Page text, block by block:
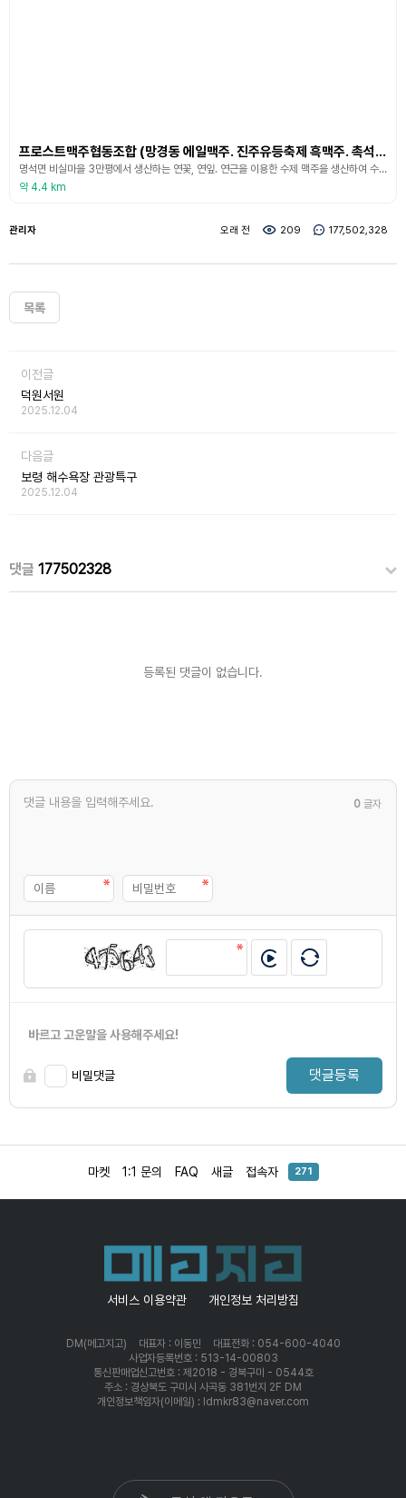
프로스트맥주협동조합 (망경동 에일맥주. 진주유등축제 흑맥주. 촉석루라거맥주. 진주석류에일맥주)
명석면 비실마을 3만평에서 생산하는 연꽃, 연잎. 연근을 이용한 수제 맥주을 생산하여 수제맥주 만들기 체험과 함께 마을 관광상품으로 개발하고 있다. 비실 마을에서 홉(Hop farming)을 직접 재배하고 그것을 맥주 양조장에서 양조하면 제품의신선함이 경쟁력이 될 수 있기에 로컬 크래프트 맥주와 신선한 맥주를 찾을 수 있는 관광상품으로 개발이 가능한 기업이다. 특히 홉을 수확하는 시기에 ‘홉 수확 체험’ 행사를 통해서 홉을 책이나 인터넷으로만 봤던 사
약 4.4 km
관리자 오래 전 209 177,502,328
목록
이전글
덕원서원
2025.12.04
다음글
보령 해수욕장 관광특구
2025.12.04
댓글 177502328
등록된 댓글이 없습니다.
0 글자
바르고 고운말을 사용해주세요!
비밀댓글 댓글등록
마켓 1:1 문의 FAQ 새글 접속자 271
서비스 이용약관 개인정보 처리방침
DM(메고지고) 대표자 : 이동민
대표전화 : 054-600-4040
사업자등록번호 : 513-14-00803
통신판매업신고번호 : 제2018 - 경북구미 - 0544호
주소 : 경상북도 구미시 사곡동 381번지 2F DM
개인정보책임자(이메일) : ldmkr83@naver.com